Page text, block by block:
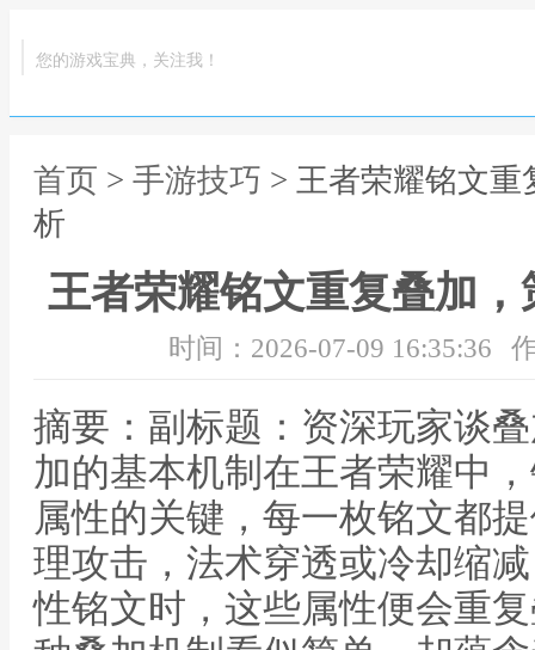
您的游戏宝典，关注我！
首页 > 手游技巧 > 王者荣耀铭文
析
王者荣耀铭文重复叠加
时间：2026-07-09 16:35:36
摘要：副标题：资深玩家谈
加的基本机制在王者荣耀中
属性的关键，每一枚铭文都
理攻击，法术穿透或冷却缩
性铭文时，这些属性便会重